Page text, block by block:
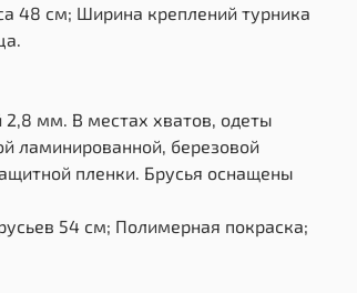
48 см; Ширина креплений турника
мм. В местах хватов, одеты
ламинированной, березовой
пленки. Брусья оснащены
54 см; Полимерная покраска;